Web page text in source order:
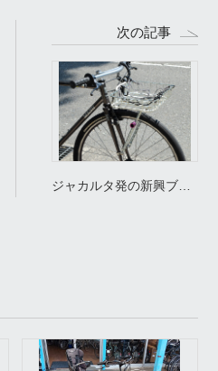
次の記事
ジャカルタ発の新興ブラ